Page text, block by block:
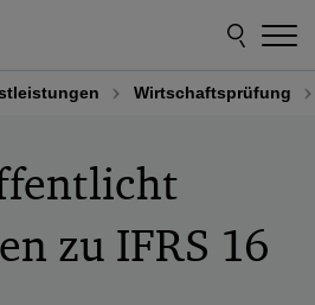
Wirtschaftsprüfung
zu IFRS 16